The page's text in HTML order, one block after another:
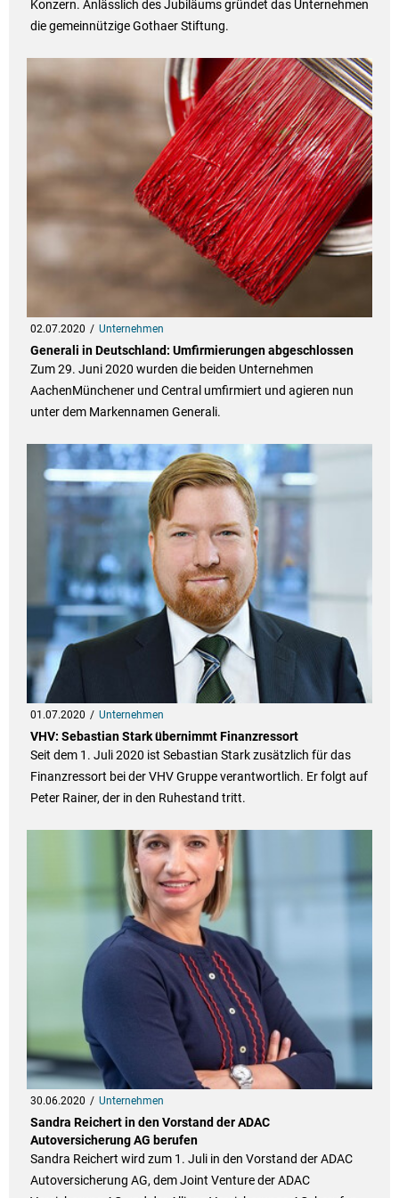
Konzern. Anlässlich des Jubiläums gründet das Unternehmen
die gemeinnützige Gothaer Stiftung.
02.07.2020 Unternehmen
Generali in Deutschland: Umfirmierungen abgeschlossen
Zum 29. Juni 2020 wurden die beiden Unternehmen
AachenMünchener und Central umfirmiert und agieren nun
unter dem Markennamen Generali.
01.07.2020 Unternehmen
VHV: Sebastian Stark übernimmt Finanzressort
Seit dem 1. Juli 2020 ist Sebastian Stark zusätzlich für das
Finanzressort bei der VHV Gruppe verantwortlich. Er folgt auf
Peter Rainer, der in den Ruhestand tritt.
30.06.2020 Unternehmen
Sandra Reichert in den Vorstand der ADAC
Autoversicherung AG berufen
Sandra Reichert wird zum 1. Juli in den Vorstand der ADAC
Autoversicherung AG, dem Joint Venture der ADAC